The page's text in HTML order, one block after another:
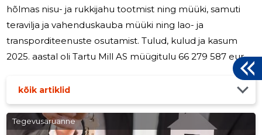
hõlmas nisu- ja rukkijahu tootmist ning müüki, samuti
teravilja ja vahenduskauba müüki ning lao- ja
transporditeenuste osutamist. Tulud, kulud ja kasum
2025. aastal oli Tartu Mill AS müügitulu 66 279 587 eurot,
samas toodangu maht suurenes 6,51%. Võrreldes
eelmise aastaga suurenes omatoodangu müügitulu
2,06% ja vahenduskauba müügitulu 4,93%.
kõik artiklid
Tegevusaruanne